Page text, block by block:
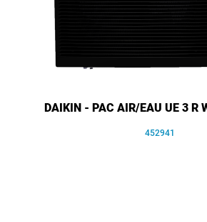
DAIKIN - PAC AIR/EAU UE 3 R
452941